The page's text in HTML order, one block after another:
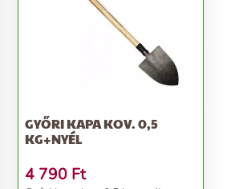
GYŐRI KAPA KOV. 0,5
KG+NYÉL
4 790 Ft